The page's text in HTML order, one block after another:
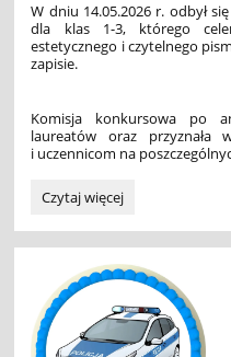
W dniu 14.05.2026 r. odbył
dla klas 1-3, którego
estetycznego i czytelnego
zapisie.
Komisja konkursowa po
laureatów oraz przyznała
i uczennicom na
SZKOLNY
PIĘKNEGO
KLAS
1-
3:
Czytaj więcej